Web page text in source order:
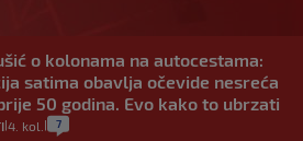
o kolonama na autocestama:
satima obavlja očevide nesreća
50 godina. Evo kako to ubrzati
4. kol. 7